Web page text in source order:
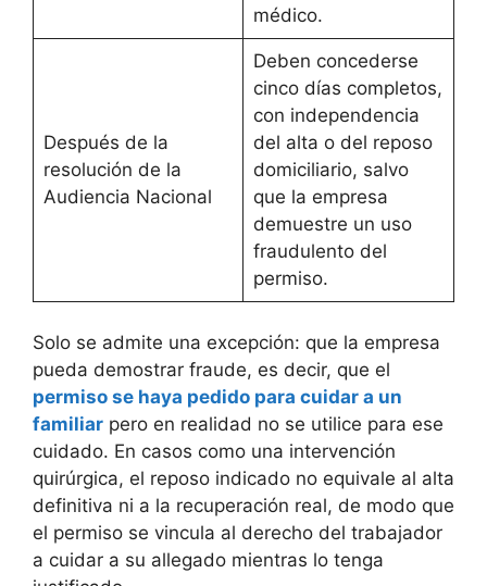
médico.
Después de la
resolución de la
Audiencia Nacional
Deben concederse
cinco días completos,
con independencia
del alta o del reposo
domiciliario, salvo
que la empresa
demuestre un uso
fraudulento del
permiso.
Solo se admite una excepción: que la empresa
pueda demostrar fraude, es decir, que el
permiso se haya pedido para cuidar a un
familiar pero en realidad no se utilice para ese
cuidado. En casos como una intervención
quirúrgica, el reposo indicado no equivale al alta
definitiva ni a la recuperación real, de modo que
el permiso se vincula al derecho del trabajador
a cuidar a su allegado mientras lo tenga